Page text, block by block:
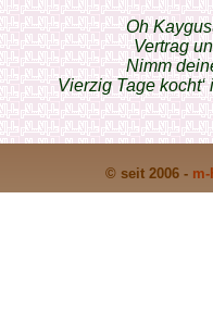
Oh
Vertrag
Nimm
Vierzig Tage
© seit 2006 -